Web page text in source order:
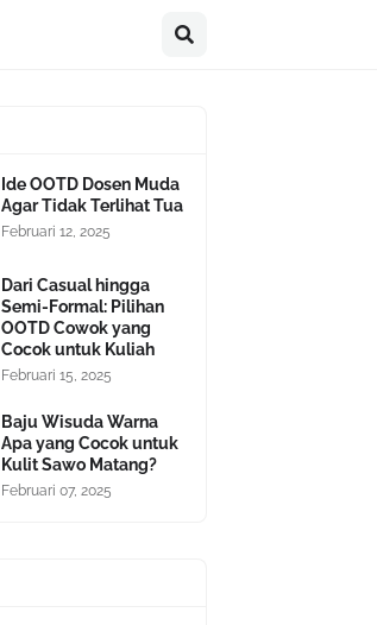
Ide OOTD Dosen Muda
Agar Tidak Terlihat Tua
Februari 12, 2025
Dari Casual hingga
Semi-Formal: Pilihan
OOTD Cowok yang
Cocok untuk Kuliah
Februari 15, 2025
Baju Wisuda Warna
Apa yang Cocok untuk
Kulit Sawo Matang?
Februari 07, 2025